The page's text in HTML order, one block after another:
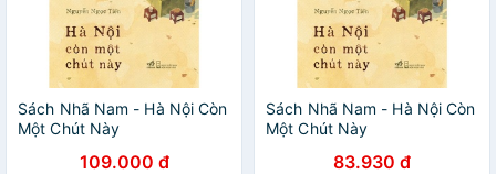
Sách Nhã Nam - Hà Nội Còn
Một Chút Này
109.000 đ
Sách Nhã Nam - Hà Nội Còn
Một Chút Này
83.930 đ